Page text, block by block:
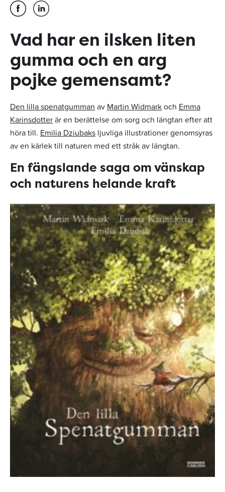
Vad har en ilsken liten
gumma och en arg
pojke gemensamt?
Den lilla spenatgumman av Martin Widmarkoch Emma
Karinsdotterär en berättelse om sorg och längtan efter att
höra till. Emilia Dziubaks ljuvliga illustrationer genomsyras
av en kärlek till naturen med ett stråk av längtan.
En fängslande saga om vänskap
och naturens helande kraft